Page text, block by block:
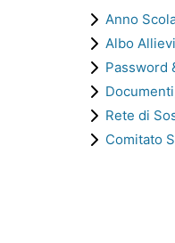
Anno
Albo Allievi
Password
Rete di
Comitato